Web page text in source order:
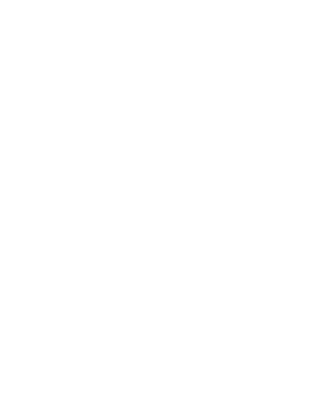
wenn die Daten zur
Die Überprüfung der von
ein Kreditinstitut zählt auch
ernsthaftes
die gesuchte Person wie
Melderegisterauskunft ist
über den Famliennamen,
eindeutig festgestellt